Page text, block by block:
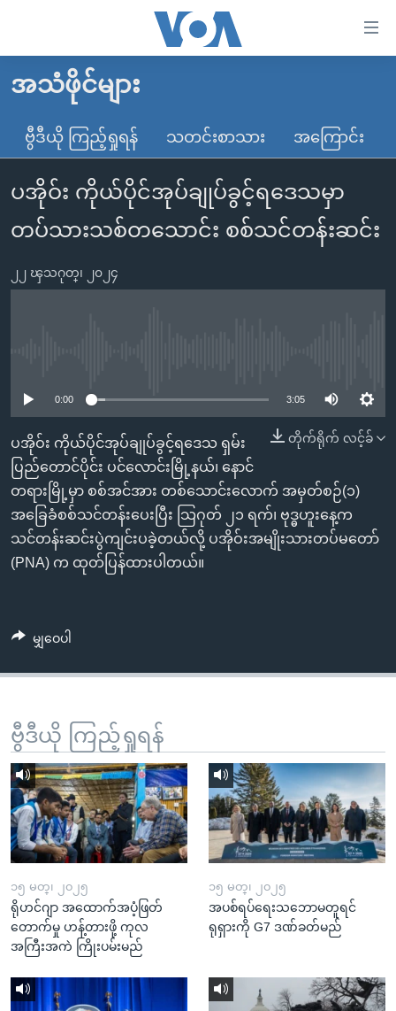
လွယ်ကူ
သည့်
Link
များ
ပင်မ
သို့
စာမျက်နှာ
သို့
ကျော်
ကြည့်
ရန်
ရှာဖွေ
သို့
မူလစာမျက်နှာ
မြန်မာ
ကမ္ဘာ့သတင်းများ
နိုင်ငံတကာ
အမေရိကန်
အစ္စရေး-ပါလက်စတိုင်း
ဗွီဒီယို
သတင်းလွတ်လပ်ခွင့်
အင်္ဂလိပ်စာလေ့လာမယ်
ဗွီအိုအေ လူမှုကွန်ယက်များ
ဘာသာစကားများ
အသံဖိုင်များ
ဗွီဒီယို ကြည့်ရှုရန် သတင်းစာသား အကြောင်း
ပအိုဝ်း ကိုယ်ပိုင်အုပ်ချုပ်ခွင့်ရဒေသမှာ
တပ်သားသစ်တသောင်း စစ်သင်တန်းဆင်း
၂၂ ၾသဂုတ္၊ ၂၀၂၄
0:00 3:05
တိုက်ရိုက် လင့်ခ်
ပအိုဝ်း ကိုယ်ပိုင်အုပ်ချုပ်ခွင့်ရဒေသ ရှမ်း
ပြည်တောင်ပိုင်း ပင်လောင်းမြို့နယ်၊ နောင်
တရားမြို့မှာ စစ်အင်အား တစ်သောင်းလောက် အမှတ်စဉ်(၁)
အခြေခံစစ်သင်တန်းပေးပြီး သြဂုတ် ၂၁ ရက်၊ ဗုဒ္ဓဟူးနေ့က
သင်တန်းဆင်းပွဲကျင်းပခဲ့တယ်လို့ ပအိုဝ်းအမျိုးသားတပ်မတော်
(PNA) က ထုတ်ပြန်ထားပါတယ်။
မျှဝေပါ
ဗွီဒီယို ကြည့်ရှုရန်
၁၅ မတ္၊ ၂၀၂၅
ရိုဟင်ဂျာ အထောက်အပံ့ဖြတ်
တောက်မှု ဟန့်တားဖို့ ကုလ
အကြီးအကဲ ကြိုးပမ်းမည်
၁၅ မတ္၊ ၂၀၂၅
အပစ်ရပ်ရေးသဘောမတူရင်
ရုရှားကို G7 ဒဏ်ခတ်မည်